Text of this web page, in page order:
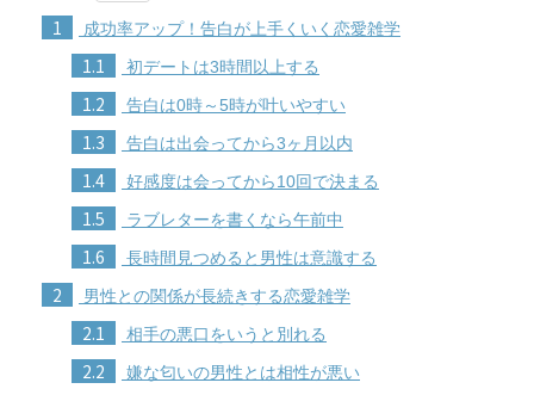
1 成功率アップ！告白が上手くいく恋愛雑学
1.1 初デートは3時間以上する
1.2 告白は0時～5時が叶いやすい
1.3 告白は出会ってから3ヶ月以内
1.4 好感度は会ってから10回で決まる
1.5 ラブレターを書くなら午前中
1.6 長時間見つめると男性は意識する
2 男性との関係が長続きする恋愛雑学
2.1 相手の悪口をいうと別れる
2.2 嫌な匂いの男性とは相性が悪い